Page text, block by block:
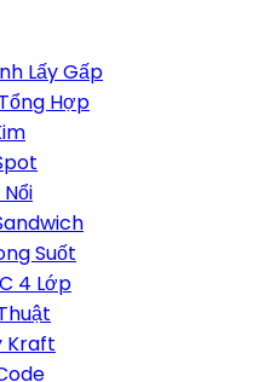
Lấy Gấp
Hợp
Suốt
4 Lớp
Kraft